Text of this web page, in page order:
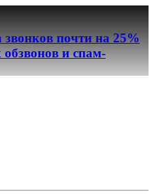
почти на 25%
и спам-